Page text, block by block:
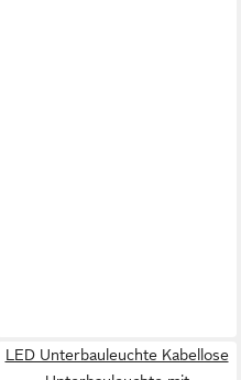
LED Unterbauleuchte Kabellose